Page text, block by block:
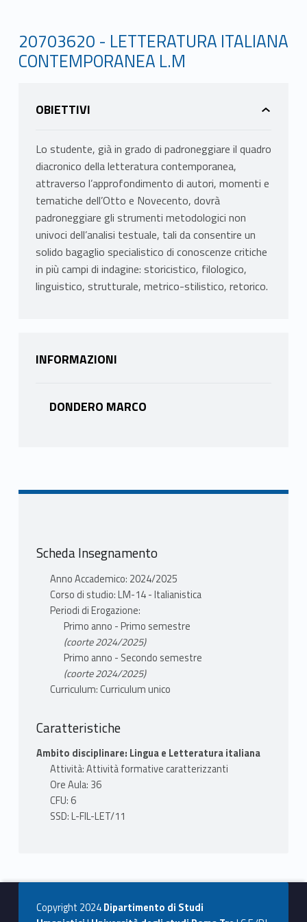
20703620 - LETTERATURA ITALIANA
CONTEMPORANEA L.M
OBIETTIVI
Lo studente, già in grado di padroneggiare il quadro
diacronico della letteratura contemporanea,
attraverso l’approfondimento di autori, momenti e
tematiche dell’Otto e Novecento, dovrà
padroneggiare gli strumenti metodologici non
univoci dell’analisi testuale, tali da consentire un
solido bagaglio specialistico di conoscenze critiche
in più campi di indagine: storicistico, filologico,
linguistico, strutturale, metrico-stilistico, retorico.
INFORMAZIONI
DONDERO MARCO
Scheda Insegnamento
Anno Accademico: 2024/2025
Corso di studio: LM-14 - Italianistica
Periodi di Erogazione:
Primo anno - Primo semestre
(coorte 2024/2025)
Primo anno - Secondo semestre
(coorte 2024/2025)
Curriculum: Curriculum unico
Caratteristiche
Ambito disciplinare: Lingua e Letteratura italiana
Attività: Attività formative caratterizzanti
Ore Aula: 36
CFU: 6
SSD: L-FIL-LET/11
Copyright 2024Dipartimento di Studi